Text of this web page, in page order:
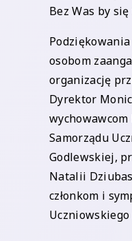
Bez Was by
osobom
organizację
Dyrektor
Samorządu
Godlewskiej,
Natalii
członkom i
Uczniowskiego